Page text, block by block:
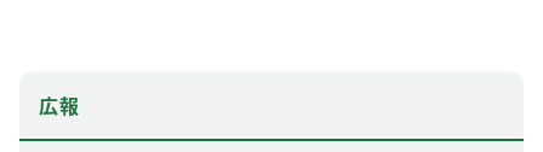
広報